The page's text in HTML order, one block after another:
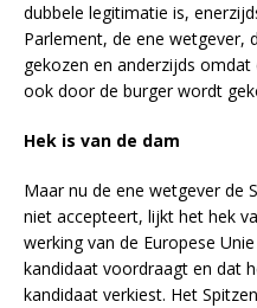
dubbele legitimatie is,
Parlement, de ene wetgever,
gekozen en anderzijds
ook door de burger wordt
Hek is van de dam
Maar nu de ene wetgever de
niet accepteert, lijkt het hek
werking van de Europese
kandidaat voordraagt en dat
kandidaat verkiest. Het